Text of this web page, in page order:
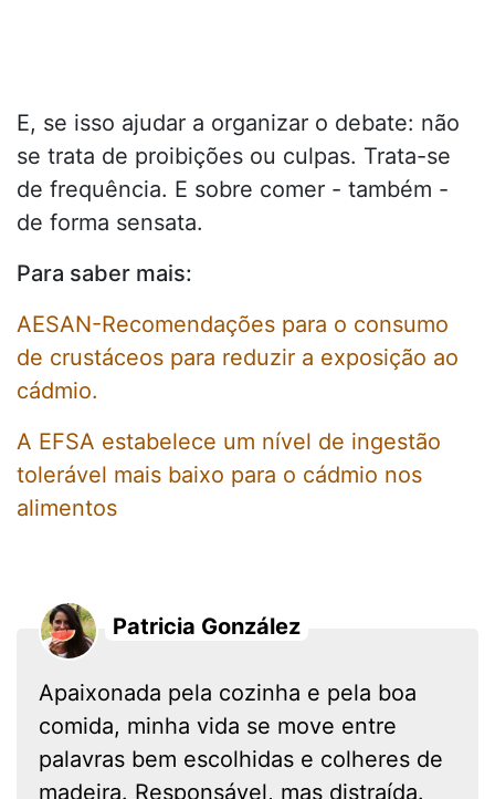
E, se isso ajudar a organizar o debate: não
se trata de proibições ou culpas. Trata-se
de frequência. E sobre comer - também -
de forma sensata.
Para saber mais:
AESAN-Recomendações para o consumo
de crustáceos para reduzir a exposição ao
cádmio.
A EFSA estabelece um nível de ingestão
tolerável mais baixo para o cádmio nos
alimentos
Patricia González
Apaixonada pela cozinha e pela boa
comida, minha vida se move entre
palavras bem escolhidas e colheres de
madeira. Responsável, mas distraída.